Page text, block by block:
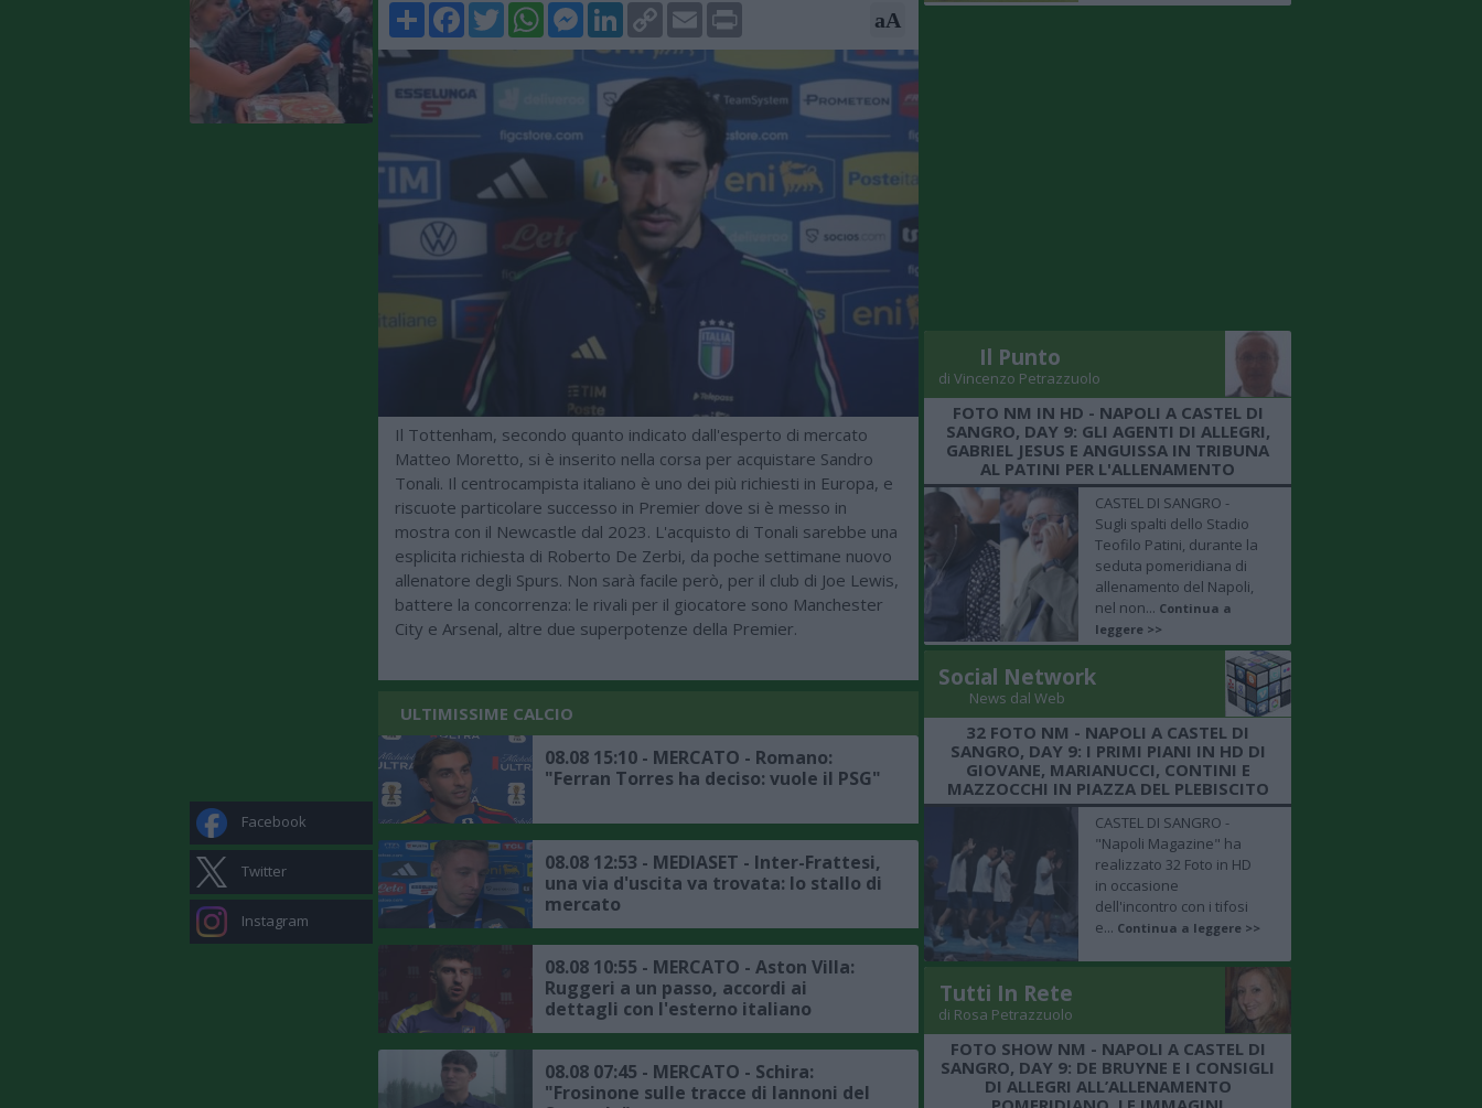
Facebook
Twitter
Instagram
ShareFacebookTwitterWhatsAppMessenger
LinkedIn
Copy
Link
Email Print aA
Il Tottenham, secondo quanto indicato dall'esperto di mercato
Matteo Moretto, si è inserito nella corsa per acquistare Sandro
Tonali. Il centrocampista italiano è uno dei più richiesti in Europa, e
riscuote particolare successo in Premier dove si è messo in
mostra con il Newcastle dal 2023. L'acquisto di Tonali sarebbe una
esplicita richiesta di Roberto De Zerbi, da poche settimane nuovo
allenatore degli Spurs. Non sarà facile però, per il club di Joe Lewis,
battere la concorrenza: le rivali per il giocatore sono Manchester
City e Arsenal, altre due superpotenze della Premier.
ULTIMISSIME CALCIO
08.08 15:10 - MERCATO - Romano:
"Ferran Torres ha deciso: vuole il PSG"
08.08 12:53 - MEDIASET - Inter-Frattesi,
una via d'uscita va trovata: lo stallo di
mercato
08.08 10:55 - MERCATO - Aston Villa:
Ruggeri a un passo, accordi ai
dettagli con l'esterno italiano
08.08 07:45 - MERCATO - Schira:
"Frosinone sulle tracce di Iannoni del
Il Punto
di Vincenzo Petrazzuolo
FOTO NM IN HD - NAPOLI A CASTEL DI
SANGRO, DAY 9: GLI AGENTI DI ALLEGRI,
GABRIEL JESUS E ANGUISSA IN TRIBUNA
AL PATINI PER L'ALLENAMENTO
CASTEL DI SANGRO -
Sugli spalti dello Stadio
Teofilo Patini, durante la
seduta pomeridiana di
allenamento del Napoli,
nel non... Continua a
leggere >>
Social Network
News dal Web
32 FOTO NM - NAPOLI A CASTEL DI
SANGRO, DAY 9: I PRIMI PIANI IN HD DI
GIOVANE, MARIANUCCI, CONTINI E
MAZZOCCHI IN PIAZZA DEL PLEBISCITO
CASTEL DI SANGRO -
"Napoli Magazine" ha
realizzato 32 Foto in HD
in occasione
dell'incontro con i tifosi
e... Continua a leggere >>
Tutti In Rete
di Rosa Petrazzuolo
FOTO SHOW NM - NAPOLI A CASTEL DI
SANGRO, DAY 9: DE BRUYNE E I CONSIGLI
DI ALLEGRI ALL’ALLENAMENTO